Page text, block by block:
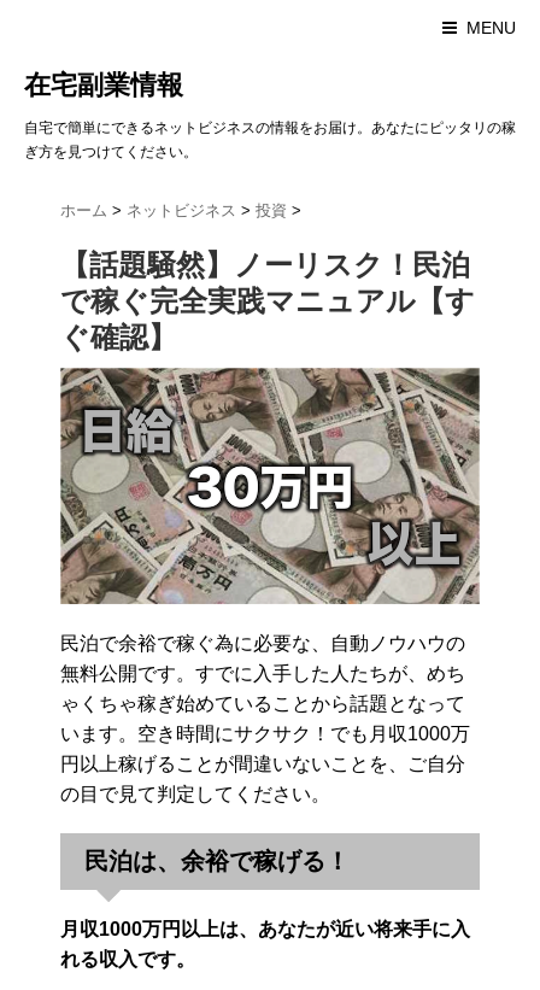
MENU
在宅副業情報
自宅で簡単にできるネットビジネスの情報をお届け。あなたにピッタリの稼
ぎ方を見つけてください。
ホーム > ネットビジネス > 投資 >
【話題騒然】ノーリスク！民泊
で稼ぐ完全実践マニュアル【す
ぐ確認】
民泊で余裕で稼ぐ為に必要な、自動ノウハウの
無料公開です。すでに入手した人たちが、めち
ゃくちゃ稼ぎ始めていることから話題となって
います。空き時間にサクサク！でも月収1000万
円以上稼げることが間違いないことを、ご自分
の目で見て判定してください。
民泊は、余裕で稼げる！
月収1000万円以上は、あなたが近い将来手に入
れる収入です。